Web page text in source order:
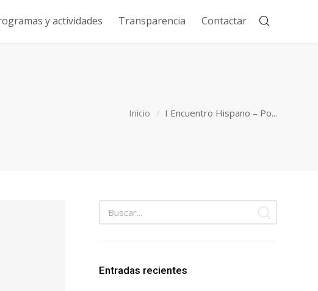
y actividades Transparencia Contactar
Inicio I Encuentro Hispano – Po...
Entradas recientes